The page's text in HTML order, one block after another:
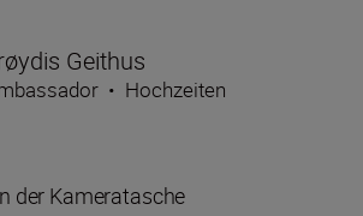
Geithus
• Hochzeiten
der Kameratasche